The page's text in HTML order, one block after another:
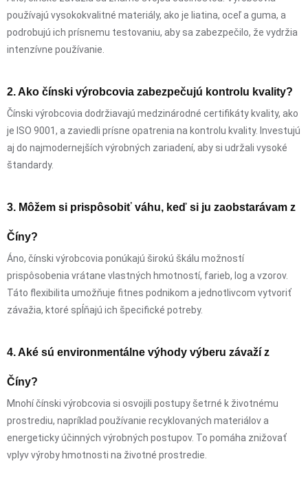
používajú vysokokvalitné materiály, ako je liatina, oceľ a guma, a
podrobujú ich prísnemu testovaniu, aby sa zabezpečilo, že vydržia
intenzívne používanie.
2. Ako čínski výrobcovia zabezpečujú kontrolu kvality?
Čínski výrobcovia dodržiavajú medzinárodné certifikáty kvality, ako
je ISO 9001, a zaviedli prísne opatrenia na kontrolu kvality. Investujú
aj do najmodernejších výrobných zariadení, aby si udržali vysoké
štandardy.
3. Môžem si prispôsobiť váhu, keď si ju zaobstarávam z
Číny?
Áno, čínski výrobcovia ponúkajú širokú škálu možností
prispôsobenia vrátane vlastných hmotností, farieb, log a vzorov.
Táto flexibilita umožňuje fitnes podnikom a jednotlivcom vytvoriť
závažia, ktoré spĺňajú ich špecifické potreby.
4. Aké sú environmentálne výhody výberu závaží z
Číny?
Mnohí čínski výrobcovia si osvojili postupy šetrné k životnému
prostrediu, napríklad používanie recyklovaných materiálov a
energeticky účinných výrobných postupov. To pomáha znižovať
vplyv výroby hmotnosti na životné prostredie.